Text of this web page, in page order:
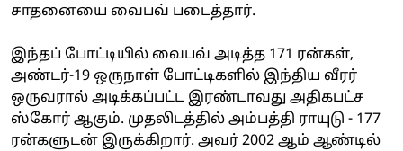
சாதனையை வைபவ் படைத்தார்.
இந்தப் போட்டியில் வைபவ் அடித்த 171 ரன்கள்,
அண்டர்-19 ஒருநாள் போட்டிகளில் இந்திய வீரர்
ஒருவரால் அடிக்கப்பட்ட இரண்டாவது அதிகபட்ச
ஸ்கோர் ஆகும். முதலிடத்தில் அம்பத்தி ராயுடு - 177
ரன்களுடன் இருக்கிறார். அவர் 2002 ஆம் ஆண்டில்